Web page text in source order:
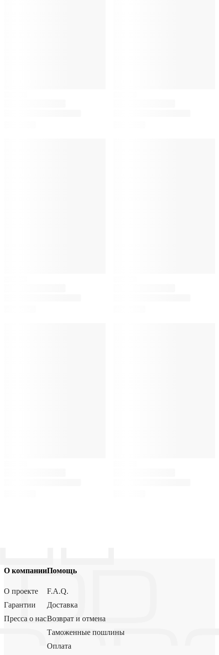
О компании
О проекте
Гарантии
Пресса о нас
Помощь
F.A.Q.
Доставка
Возврат и отмена
Таможенные пошлины
Оплата